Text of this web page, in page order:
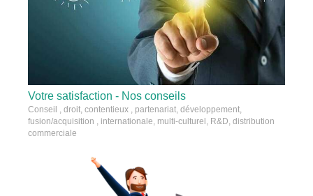
Votre satisfaction - Nos conseils
Conseil , droit, contentieux , partenariat, développement,
fusion/acquisition , internationale, multi-culturel, R&D, distribution
commerciale